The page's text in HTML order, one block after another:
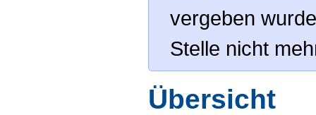
vergeben
Stelle nicht
Übersicht